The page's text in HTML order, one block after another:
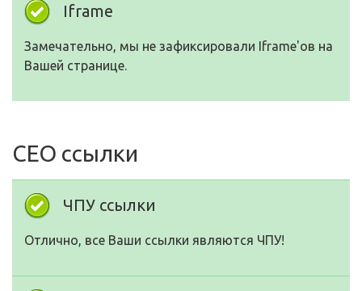
Iframe
Замечательно, мы не зафиксировали Iframe'ов на
Вашей странице.
СЕО ссылки
ЧПУ ссылки
Отлично, все Ваши ссылки являются ЧПУ!